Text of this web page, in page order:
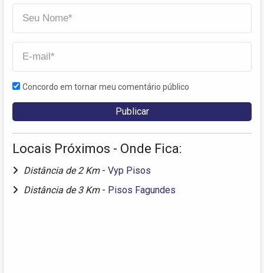
Concordo em tornar meu comentário público
Locais Próximos - Onde Fica:
Distância de 2 Km - Vyp Pisos
Distância de 3 Km - Pisos Fagundes